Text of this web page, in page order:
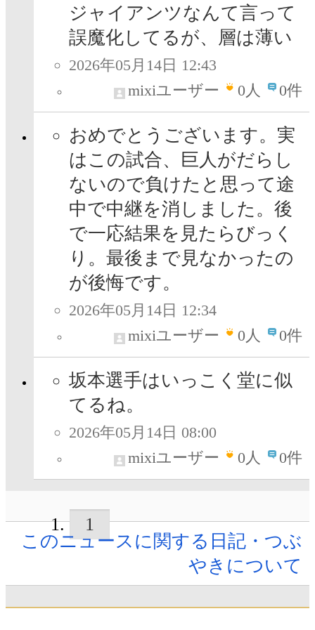
ジャイアンツなんて言って
誤魔化してるが、層は薄い
2026年05月14日 12:43
mixiユーザー
0人 0件
おめでとうございます。実
はこの試合、巨人がだらし
ないので負けたと思って途
中で中継を消しました。後
で一応結果を見たらびっく
り。最後まで見なかったの
が後悔です。
2026年05月14日 12:34
mixiユーザー
0人 0件
坂本選手はいっこく堂に似
てるね。
2026年05月14日 08:00
mixiユーザー
0人 0件
1
このニュースに関する日記・つぶ
やきについて